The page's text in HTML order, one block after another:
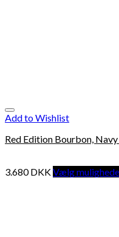
Add to Wishlist
Red Edition Bourbon,
3.680DKKVælg